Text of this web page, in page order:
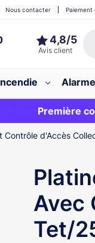
Nous contacter Paiement
?20€
Première
EXCLU WEB :
Contrôle d'Accès
Avec
Tet/